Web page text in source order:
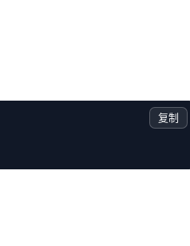
复制